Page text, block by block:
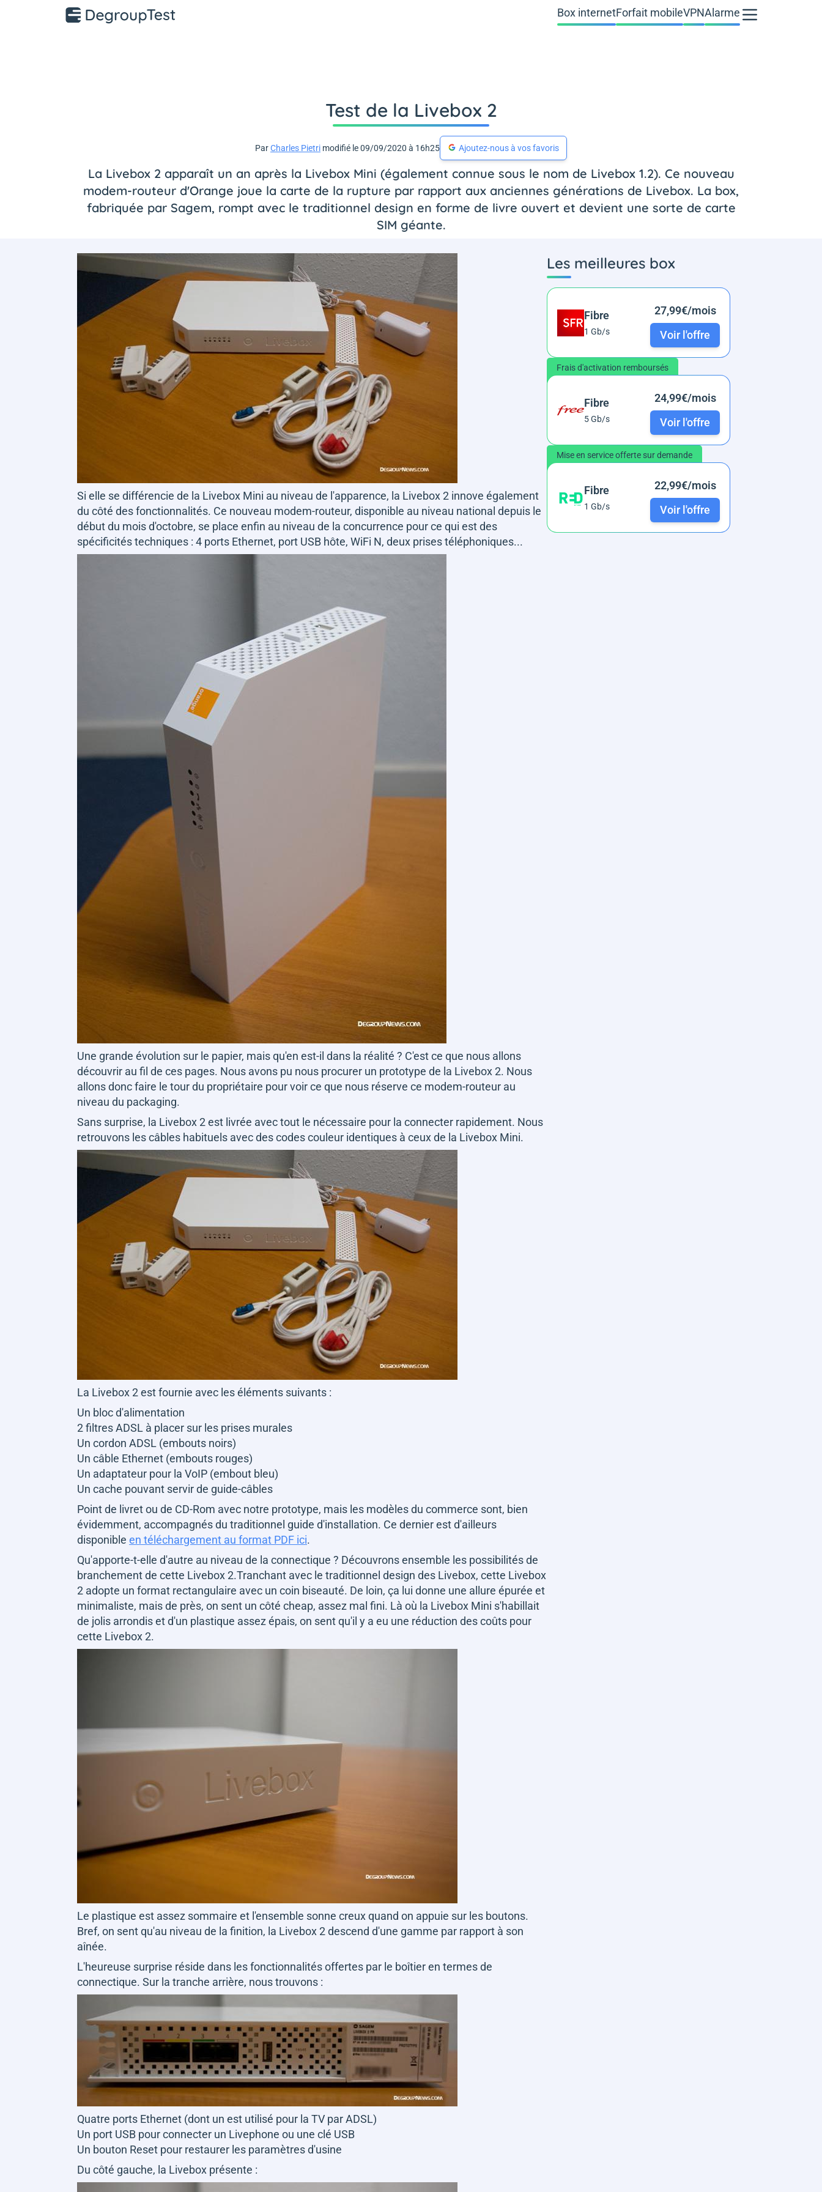
Box internetForfait mobileVPNAlarme
Test de la Livebox 2
ParCharles Pietri modifié le 09/09/2020 à 16h25 Ajoutez-nous à vos favoris
La Livebox 2 apparaît un an après la Livebox Mini (également connue sous le nom de Livebox 1.2). Ce nouveau
modem-routeur d'Orange joue la carte de la rupture par rapport aux anciennes générations de Livebox. La box,
fabriquée par Sagem, rompt avec le traditionnel design en forme de livre ouvert et devient une sorte de carte
SIM géante.
Si elle se différencie de la Livebox Mini au niveau de l'apparence, la Livebox 2 innove également
du côté des fonctionnalités. Ce nouveau modem-routeur, disponible au niveau national depuis le
début du mois d'octobre, se place enfin au niveau de la concurrence pour ce qui est des
spécificités techniques : 4 ports Ethernet, port USB hôte, WiFi N, deux prises téléphoniques...
Une grande évolution sur le papier, mais qu'en est-il dans la réalité ? C'est ce que nous allons
découvrir au fil de ces pages. Nous avons pu nous procurer un prototype de la Livebox 2. Nous
allons donc faire le tour du propriétaire pour voir ce que nous réserve ce modem-routeur au
niveau du packaging.
Sans surprise, la Livebox 2 est livrée avec tout le nécessaire pour la connecter rapidement. Nous
retrouvons les câbles habituels avec des codes couleur identiques à ceux de la Livebox Mini.
La Livebox 2 est fournie avec les éléments suivants :
Un bloc d'alimentation
2 filtres ADSL à placer sur les prises murales
Un cordon ADSL (embouts noirs)
Un câble Ethernet (embouts rouges)
Un adaptateur pour la VoIP (embout bleu)
Un cache pouvant servir de guide-câbles
Point de livret ou de CD-Rom avec notre prototype, mais les modèles du commerce sont, bien
évidemment, accompagnés du traditionnel guide d'installation. Ce dernier est d'ailleurs
disponible en téléchargement au format PDF ici.
Qu'apporte-t-elle d'autre au niveau de la connectique ? Découvrons ensemble les possibilités de
branchement de cette Livebox 2.Tranchant avec le traditionnel design des Livebox, cette Livebox
2 adopte un format rectangulaire avec un coin biseauté. De loin, ça lui donne une allure épurée et
minimaliste, mais de près, on sent un côté cheap, assez mal fini. Là où la Livebox Mini s'habillait
de jolis arrondis et d'un plastique assez épais, on sent qu'il y a eu une réduction des coûts pour
cette Livebox 2.
Le plastique est assez sommaire et l'ensemble sonne creux quand on appuie sur les boutons.
Bref, on sent qu'au niveau de la finition, la Livebox 2 descend d'une gamme par rapport à son
aînée.
L'heureuse surprise réside dans les fonctionnalités offertes par le boîtier en termes de
connectique. Sur la tranche arrière, nous trouvons :
Quatre ports Ethernet (dont un est utilisé pour la TV par ADSL)
Un port USB pour connecter un Livephone ou une clé USB
Un bouton Reset pour restaurer les paramètres d'usine
Du côté gauche, la Livebox présente :
Les meilleures box
Fibre
1 Gb/s
27,99€/mois
Voir l'offre
Frais d'activation remboursés
Fibre
5 Gb/s
24,99€/mois
Voir l'offre
Mise en service offerte sur demande
Fibre
1 Gb/s
22,99€/mois
Voir l'offre